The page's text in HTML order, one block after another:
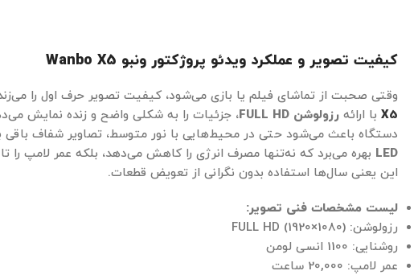
کیفیت تصویر و عملکرد ویدئو پروژکتور ونبو Wanbo X5
وقتی صحبت از تماشای فیلم یا بازی می‌شود، کیفیت تصویر حرف اول را
X5 با ارائه رزولوشن FULL HD ، جزئیات را به شکلی واضح و زنده نمایش
دستگاه باعث می‌شود حتی در محیط‌هایی با نور متوسط، تصاویر شفاف باقی
LED بهره می‌برد که نه‌تنها مصرف انرژی را کاهش می‌دهد، بلکه عمر لامپ را تا
این یعنی سال‌ها استفاده بدون نگرانی از تعویض قطعات.
لیست مشخصات فنی تصویر:
رزولوشن: FULL HD (1920×1080)
روشنایی: 1100 انسی لومن
عمر لامپ: 20,000 ساعت